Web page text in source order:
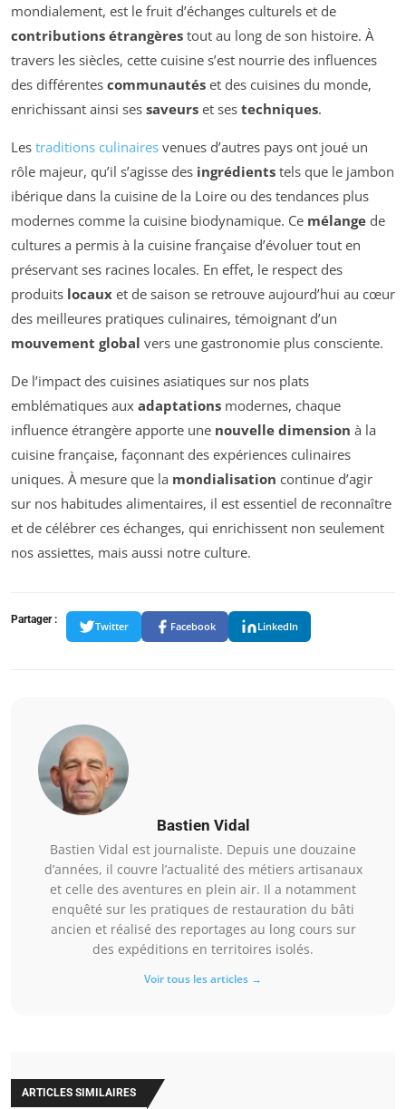
mondialement, est le fruit d’échanges culturels et de
contributions étrangères tout au long de son histoire. À
travers les siècles, cette cuisine s’est nourrie des influences
des différentes communautés et des cuisines du monde,
enrichissant ainsi ses saveurs et ses techniques.
Les traditions culinaires venues d’autres pays ont joué un
rôle majeur, qu’il s’agisse des ingrédients tels que le jambon
ibérique dans la cuisine de la Loire ou des tendances plus
modernes comme la cuisine biodynamique. Ce mélange de
cultures a permis à la cuisine française d’évoluer tout en
préservant ses racines locales. En effet, le respect des
produits locaux et de saison se retrouve aujourd’hui au cœur
des meilleures pratiques culinaires, témoignant d’un
mouvement global vers une gastronomie plus consciente.
De l’impact des cuisines asiatiques sur nos plats
emblématiques aux adaptations modernes, chaque
influence étrangère apporte une nouvelle dimension à la
cuisine française, façonnant des expériences culinaires
uniques. À mesure que la mondialisation continue d’agir
sur nos habitudes alimentaires, il est essentiel de reconnaître
et de célébrer ces échanges, qui enrichissent non seulement
nos assiettes, mais aussi notre culture.
Partager :
Twitter Facebook LinkedIn
Bastien Vidal
Bastien Vidal est journaliste. Depuis une douzaine
d’années, il couvre l’actualité des métiers artisanaux
et celle des aventures en plein air. Il a notamment
enquêté sur les pratiques de restauration du bâti
ancien et réalisé des reportages au long cours sur
des expéditions en territoires isolés.
Voir tous les articles →
ARTICLES SIMILAIRES